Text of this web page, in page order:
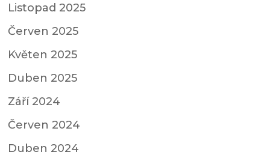
Listopad 2025
Červen 2025
Květen 2025
Duben 2025
Září 2024
Červen 2024
Duben 2024